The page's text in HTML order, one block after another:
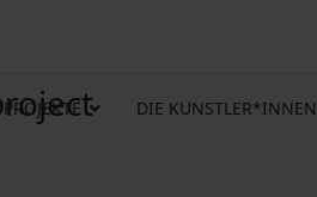
DIE KUNSTLER*INNEN